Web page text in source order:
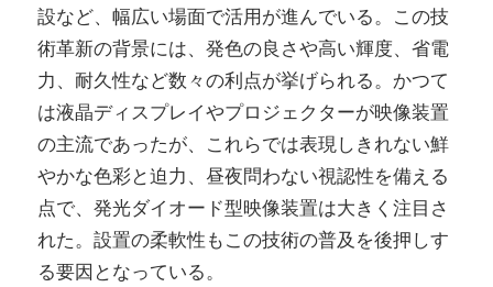
設など、幅広い場面で活用が進んでいる。この技
術革新の背景には、発色の良さや高い輝度、省電
力、耐久性など数々の利点が挙げられる。かつて
は液晶ディスプレイやプロジェクターが映像装置
の主流であったが、これらでは表現しきれない鮮
やかな色彩と迫力、昼夜問わない視認性を備える
点で、発光ダイオード型映像装置は大きく注目さ
れた。設置の柔軟性もこの技術の普及を後押しす
る要因となっている。